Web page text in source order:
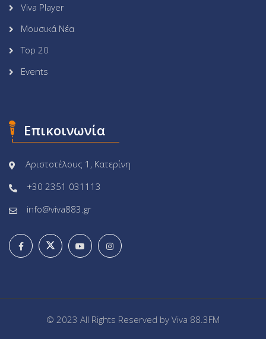
Viva Player
Μουσικά Νέα
Top 20
Events
Επικοινωνία
Αριστοτέλους 1, Κατερίνη
+30 2351 031113
info@viva883.gr
© 2023 All Rights Reserved by Viva 88.3FM